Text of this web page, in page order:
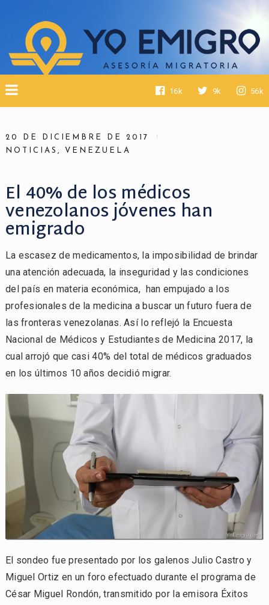
16k 9k 56k
20 DE DICIEMBRE DE 2017
NOTICIAS , VENEZUELA
El 40% de los médicos
venezolanos jóvenes han
emigrado
La escasez de medicamentos, la imposibilidad de brindar
una atención adecuada, la inseguridad y las condiciones
del país en materia económica, han empujado a los
profesionales de la medicina a buscar un futuro fuera de
las fronteras venezolanas. Así lo reflejó la Encuesta
Nacional de Médicos y Estudiantes de Medicina 2017, la
cual arrojó que casi 40% del total de médicos graduados
en los últimos 10 años decidió migrar.
El sondeo fue presentado por los galenos Julio Castro y
Miguel Ortiz en un foro efectuado durante el programa de
César Miguel Rondón, transmitido por la emisora Éxitos